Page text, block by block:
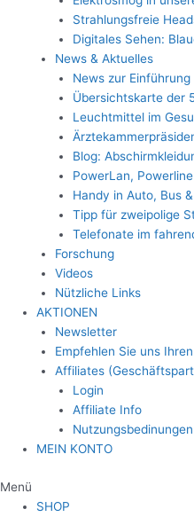
Strahlungsfreie
Digitales Sehen:
News & Aktuelles
News zur Einführung
Übersichtskarte der
Leuchtmittel im
Blog:
PowerLan,
Handy in Auto, Bus
Tipp für zweipolige
Telefonate im
Forschung
Videos
Nützliche Links
AKTIONEN
Newsletter
Empfehlen Sie uns
Affiliates
Login
Affiliate Info
Nutzungsbedinungen
MEIN KONTO
Menü
SHOP